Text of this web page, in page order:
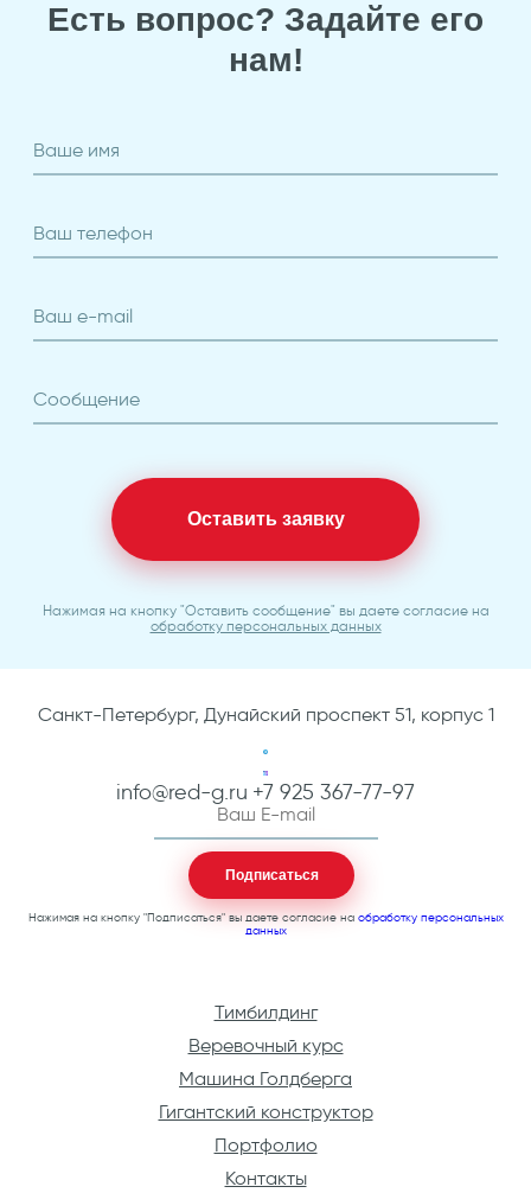
Есть вопрос? Задайте его
нам!
Ваше имя
Ваш телефон
Ваш e-mail
Сообщение
Оставить заявку
Нажимая на кнопку "Оставить сообщение" вы даете согласие на
обработку персональных данных
Санкт-Петербург, Дунайский проспект 51, корпус 1
info@red-g.ru +7 925 367-77-97
Нажимая на кнопку "Подписаться" вы даете согласие на обработку персональных
данных
Тимбилдинг
Веревочный курс
Машина Голдберга
Гигантский конструктор
Портфолио
Контакты